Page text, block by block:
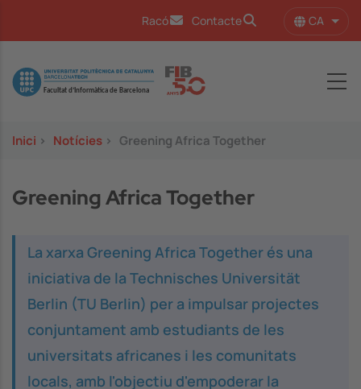
Racó Contacte CA
Image
Inici > Notícies > Greening Africa Together
Greening Africa Together
La xarxa Greening Africa Together és una
iniciativa de la Technisches Universität
Berlin (TU Berlin) per a impulsar projectes
conjuntament amb estudiants de les
universitats africanes i les comunitats
locals, amb l'objectiu d'empoderar la